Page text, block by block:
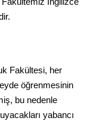
Fakültesi, her
öğrenmesinin
bu nedenle
yabancı